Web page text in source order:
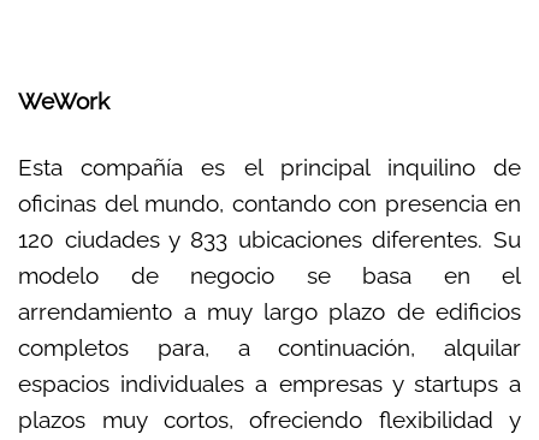
WeWork
Esta compañía es el principal inquilino de
oficinas del mundo, contando con presencia en
120 ciudades y 833 ubicaciones diferentes. Su
modelo de negocio se basa en el
arrendamiento a muy largo plazo de edificios
completos para, a continuación, alquilar
espacios individuales a empresas y startups a
plazos muy cortos, ofreciendo flexibilidad y